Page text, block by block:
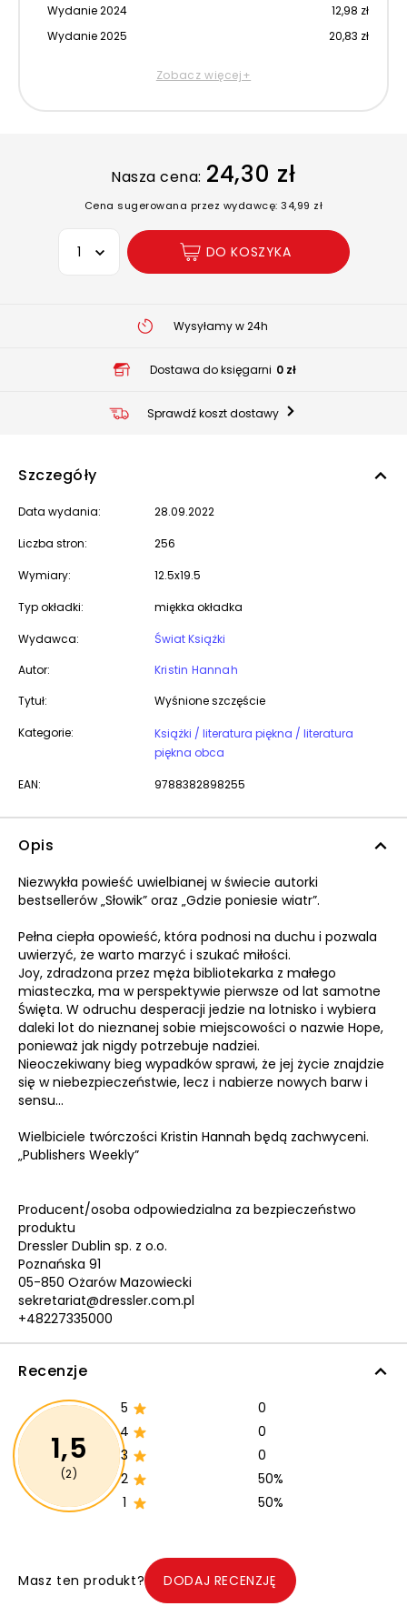
Wydanie 2024
12,98 zł
Wydanie 2025
20,83 zł
Zobacz więcej+
Nasza cena: 24,30 zł
Cena sugerowana przez wydawcę: 34,99 zł
Wybierz opcję
DO KOSZYKA
Wysyłamy w 24h
Dostawa do księgarni 0 zł
Sprawdź koszt dostawy
Szczegóły
Data wydania: 28.09.2022
Liczba stron: 256
Wymiary: 12.5x19.5
Typ okładki: miękka okładka
Wydawca:
Świat Książki
Autor:
Kristin Hannah
Tytuł:
Wyśnione szczęście
Kategorie:
Książki / literatura piękna / literatura
piękna obca
EAN: 9788382898255
Opis
Niezwykła powieść uwielbianej w świecie autorki
bestsellerów „Słowik” oraz „Gdzie poniesie wiatr”.
Pełna ciepła opowieść, która podnosi na duchu i pozwala
uwierzyć, że warto marzyć i szukać miłości.
Joy, zdradzona przez męża bibliotekarka z małego
miasteczka, ma w perspektywie pierwsze od lat samotne
Święta. W odruchu desperacji jedzie na lotnisko i wybiera
daleki lot do nieznanej sobie miejscowości o nazwie Hope,
ponieważ jak nigdy potrzebuje nadziei.
Nieoczekiwany bieg wypadków sprawi, że jej życie znajdzie
się w niebezpieczeństwie, lecz i nabierze nowych barw i
sensu...
Wielbiciele twórczości Kristin Hannah będą zachwyceni.
„Publishers Weekly”
Producent/osoba odpowiedzialna za bezpieczeństwo
produktu
Dressler Dublin sp. z o.o.
Poznańska 91
05-850 Ożarów Mazowiecki
sekretariat@dressler.com.pl
+48227335000
Recenzje
1,5
(2)
5
0
4
0
3
0
2
50%
1
50%
Masz ten produkt? DODAJ RECENZJĘ